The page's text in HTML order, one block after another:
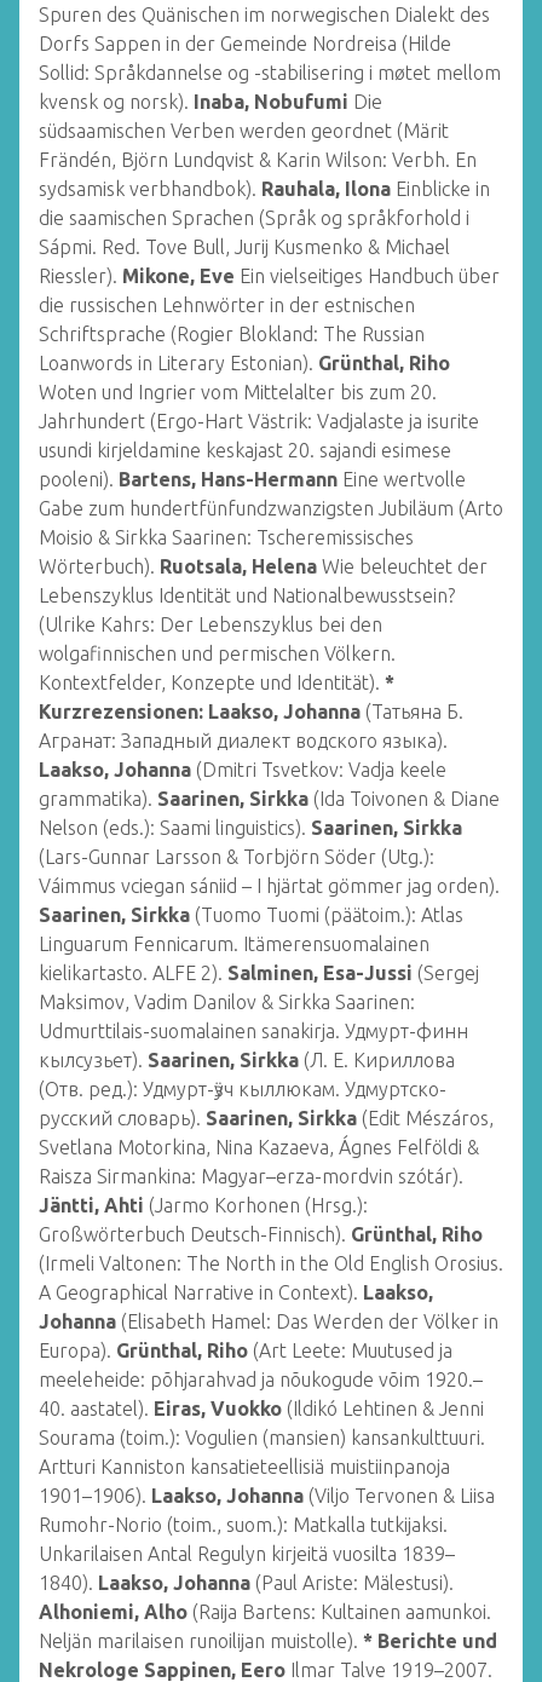
Spuren des Quänischen im norwegischen Dialekt des
Dorfs Sappen in der Gemeinde Nordreisa (Hilde
Sollid: Språkdannelse og -stabilisering i møtet mellom
kvensk og norsk). Inaba, Nobufumi Die
südsaamischen Verben werden geordnet (Märit
Frändén, Björn Lundqvist & Karin Wilson: Verbh. En
sydsamisk verbhandbok). Rauhala, Ilona Einblicke in
die saamischen Sprachen (Språk og språkforhold i
Sápmi. Red. Tove Bull, Jurij Kusmenko & Michael
Riessler). Mikone, Eve Ein vielseitiges Handbuch über
die russischen Lehnwörter in der estnischen
Schriftsprache (Rogier Blokland: The Russian
Loanwords in Literary Estonian). Grünthal, Riho
Woten und Ingrier vom Mittelalter bis zum 20.
Jahrhundert (Ergo-Hart Västrik: Vadjalaste ja isurite
usundi kirjeldamine keskajast 20. sajandi esimese
pooleni). Bartens, Hans-Hermann Eine wertvolle
Gabe zum hundertfünfundzwanzigsten Jubiläum (Arto
Moisio & Sirkka Saarinen: Tscheremissisches
Wörterbuch). Ruotsala, Helena Wie beleuchtet der
Lebenszyklus Identität und Nationalbewusstsein?
(Ulrike Kahrs: Der Lebenszyklus bei den
wolgafinnischen und permischen Völkern.
Kontextfelder, Konzepte und Identität). *
Kurzrezensionen: Laakso, Johanna (Татьяна Б.
Агранат: Западный диалект водского языка).
Laakso, Johanna (Dmitri Tsvetkov: Vadja keele
grammatika). Saarinen, Sirkka (Ida Toivonen & Diane
Nelson (eds.): Saami linguistics). Saarinen, Sirkka
(Lars-Gunnar Larsson & Torbjörn Söder (Utg.):
Váimmus vciegan sániid – I hjärtat gömmer jag orden).
Saarinen, Sirkka (Tuomo Tuomi (päätoim.): Atlas
Linguarum Fennicarum. Itämerensuomalainen
kielikartasto. ALFE 2). Salminen, Esa-Jussi (Sergej
Maksimov, Vadim Danilov & Sirkka Saarinen:
Udmurttilais-suomalainen sanakirja. Удмурт-финн
кылсузьет). Saarinen, Sirkka (Л. Е. Кириллова
(Отв. ред.): Удмурт-ӟуч кыллюкам. Удмуртско-
русский словарь). Saarinen, Sirkka (Edit Mészáros,
Svetlana Motorkina, Nina Kazaeva, Ágnes Felföldi &
Raisza Sirmankina: Magyar–erza-mordvin szótár).
Jäntti, Ahti (Jarmo Korhonen (Hrsg.):
Großwörterbuch Deutsch-Finnisch). Grünthal, Riho
(Irmeli Valtonen: The North in the Old English Orosius.
A Geographical Narrative in Context). Laakso,
Johanna (Elisabeth Hamel: Das Werden der Völker in
Europa). Grünthal, Riho (Art Leete: Muutused ja
meeleheide: põhjarahvad ja nõukogude võim 1920.–
40. aastatel). Eiras, Vuokko (Ildikó Lehtinen & Jenni
Sourama (toim.): Vogulien (mansien) kansankulttuuri.
Artturi Kanniston kansatieteellisiä muistiinpanoja
1901–1906). Laakso, Johanna (Viljo Tervonen & Liisa
Rumohr-Norio (toim., suom.): Matkalla tutkijaksi.
Unkarilaisen Antal Regulyn kirjeitä vuosilta 1839–
1840). Laakso, Johanna (Paul Ariste: Mälestusi).
Alhoniemi, Alho (Raija Bartens: Kultainen aamunkoi.
Neljän marilaisen runoilijan muistolle). * Berichte und
Nekrologe Sappinen, Eero Ilmar Talve 1919–2007.